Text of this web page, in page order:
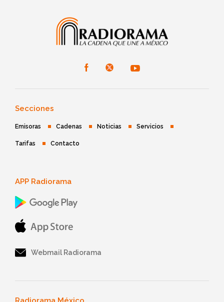
Secciones
Emisoras Cadenas Noticias Servicios
Tarifas Contacto
APP Radiorama
Webmail Radiorama